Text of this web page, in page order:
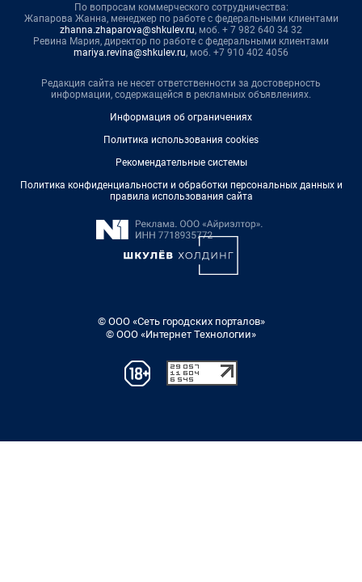
По вопросам коммерческого сотрудничества:
Жапарова Жанна, менеджер по работе с федеральными клиентами
zhanna.zhaparova@shkulev.ru, моб. + 7 982 640 34 32
Ревина Мария, директор по работе с федеральными клиентами
mariya.revina@shkulev.ru, моб. +7 910 402 4056
Редакция сайта не несет ответственности за достоверность
информации, содержащейся в рекламных объявлениях.
Информация об ограничениях
Политика использования cookies
Рекомендательные системы
Политика конфиденциальности и обработки персональных данных и
правила использования сайта
© ООО «Сеть городских порталов»
© ООО «Интернет Технологии»